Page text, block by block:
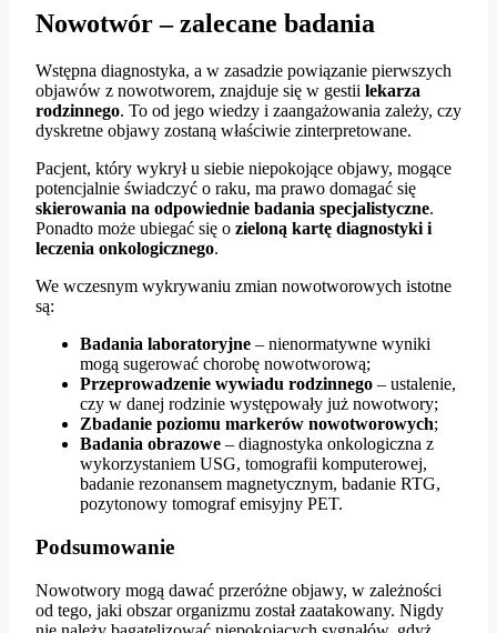
Nowotwór – zalecane badania
Wstępna diagnostyka, a w zasadzie powiązanie pierwszych
objawów z nowotworem, znajduje się w gestii lekarza
rodzinnego. To od jego wiedzy i zaangażowania zależy, czy
dyskretne objawy zostaną właściwie zinterpretowane.
Pacjent, który wykrył u siebie niepokojące objawy, mogące
potencjalnie świadczyć o raku, ma prawo domagać się
skierowania na odpowiednie badania specjalistyczne.
Ponadto może ubiegać się o zieloną kartę diagnostyki i
leczenia onkologicznego.
We wczesnym wykrywaniu zmian nowotworowych istotne
są:
Badania laboratoryjne – nienormatywne wyniki
mogą sugerować chorobę nowotworową;
Przeprowadzenie wywiadu rodzinnego – ustalenie,
czy w danej rodzinie występowały już nowotwory;
Zbadanie poziomu markerów nowotworowych;
Badania obrazowe – diagnostyka onkologiczna z
wykorzystaniem USG, tomografii komputerowej,
badanie rezonansem magnetycznym, badanie RTG,
pozytonowy tomograf emisyjny PET.
Podsumowanie
Nowotwory mogą dawać przeróżne objawy, w zależności
od tego, jaki obszar organizmu został zaatakowany. Nigdy